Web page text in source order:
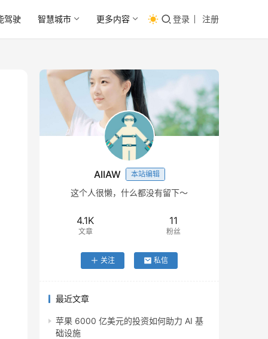
驾驶 智慧城市 更多内容 登录 注册
AIIAW 本站编辑
这个人很懒，什么都没有留下～
4.1K
文章
11
粉丝
关注 私信
最近文章
苹果 6000 亿美元的投资如何助力 AI 基
础设施